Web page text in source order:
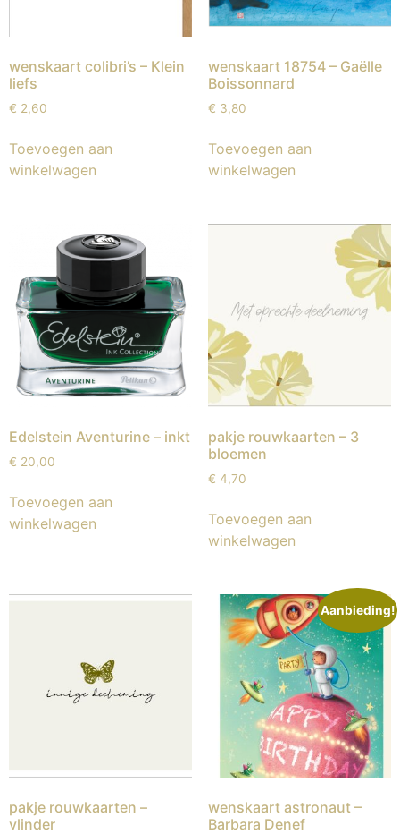
wenskaart colibri’s – Klein
liefs
€ 2,60
Toevoegen aan
winkelwagen
wenskaart 18754 – Gaëlle
Boissonnard
€ 3,80
Toevoegen aan
winkelwagen
Edelstein Aventurine – inkt
€ 20,00
Toevoegen aan
winkelwagen
pakje rouwkaarten – 3
bloemen
€ 4,70
Toevoegen aan
winkelwagen
pakje rouwkaarten –
vlinder
Aanbieding!
wenskaart astronaut –
Barbara Denef